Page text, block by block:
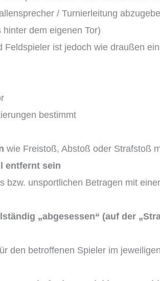
/ Turnierleitung
hinter dem eigenen Tor)
ist jedoch wie draußen
bestimmt
wie Freistoß, Abstoß oder Strafstoß
entfernt sein
bzw. unsportlichen Betragen mit
„abgesessen“ (auf der
den betroffenen Spieler im